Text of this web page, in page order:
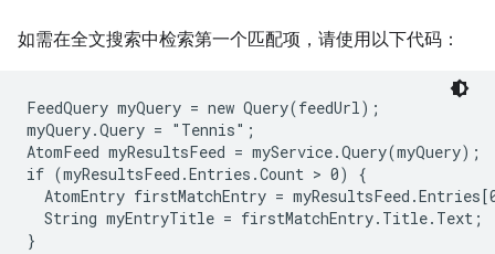
如需在全文搜索中检索第一个匹配项，请使用以下代码：
FeedQuery myQuery = new Query(feedUrl);
myQuery.Query = "Tennis";
AtomFeed myResultsFeed = myService.Query(myQuery);
if (myResultsFeed.Entries.Count > 0) {
AtomEntry firstMatchEntry =
  String myEntryTitle = firstMatchEntry.Title.Text;
}